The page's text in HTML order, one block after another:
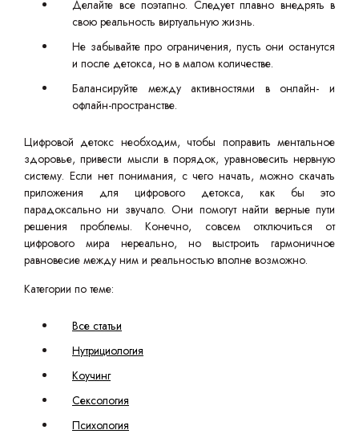
Делайте все поэтапно. Следует плавно внедрять в
свою реальность виртуальную жизнь.
Не забывайте про ограничения, пусть они останутся
и после детокса, но в малом количестве.
Балансируйте между активностями в онлайн- и
офлайн-пространстве.
Цифровой детокс необходим, чтобы поправить ментальное
здоровье, привести мысли в порядок, уравновесить нервную
систему. Если нет понимания, с чего начать, можно скачать
приложения для цифрового детокса, как бы это
парадоксально ни звучало. Они помогут найти верные пути
решения проблемы. Конечно, совсем отключиться от
цифрового мира нереально, но выстроить гармоничное
равновесие между ним и реальностью вполне возможно.
Категории по теме:
Все статьи
Нутрициология
Коучинг
Сексология
Психология